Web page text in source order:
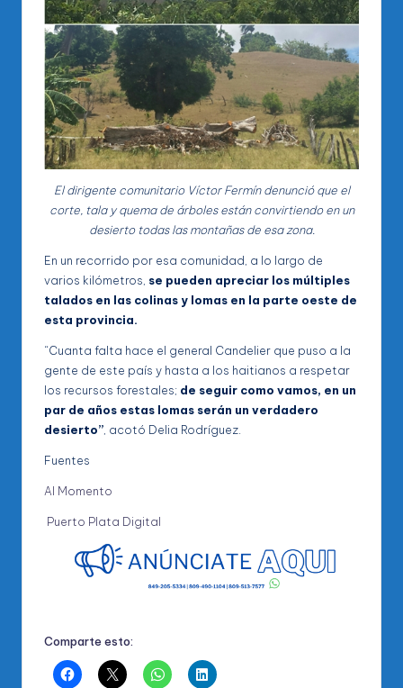
El dirigente comunitario Víctor Fermín denunció que el
corte, tala y quema de árboles están convirtiendo en un
desierto todas las montañas de esa zona.
En un recorrido por esa comunidad, a lo largo de
varios kilómetros, se pueden apreciar los múltiples
talados en las colinas y lomas en la parte oeste de
esta provincia.
“Cuanta falta hace el general Candelier que puso a la
gente de este país y hasta a los haitianos a respetar
los recursos forestales; de seguir como vamos, en un
par de años estas lomas serán un verdadero
desierto” , acotó Delia Rodríguez.
Fuentes
Al Momento
Puerto Plata Digital
Comparte esto: